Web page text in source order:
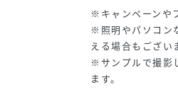
※キャンペーンや
※照明やパソコン
える場合もござい
※サンプルで撮影
ます。